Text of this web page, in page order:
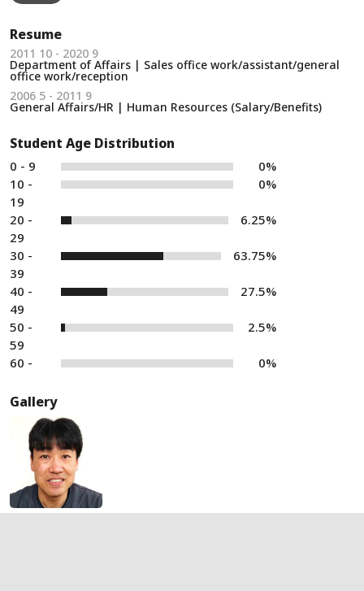
Resume
2011 10 - 2020 9
Department of Affairs | Sales office work/assistant/general
office work/reception
2006 5 - 2011 9
General Affairs/HR | Human Resources (Salary/Benefits)
Student Age Distribution
0 - 9
0%
10 -
19
0%
20 -
29
6.25%
30 -
39
63.75%
40 -
49
27.5%
50 -
59
2.5%
60 - 0%
Gallery